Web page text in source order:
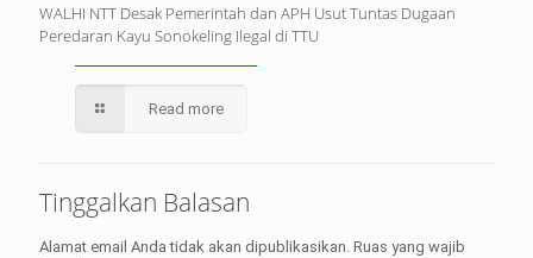
WALHI NTT Desak Pemerintah dan APH Usut Tuntas Dugaan
Peredaran Kayu Sonokeling Ilegal di TTU
Read more
Tinggalkan Balasan
Alamat email Anda tidak akan dipublikasikan. Ruas yang wajib